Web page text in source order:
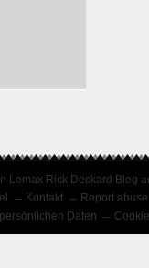
Lomax Rick Deckard Blog
Kontakt Report abuse
Daten